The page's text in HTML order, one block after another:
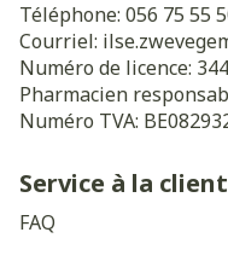
Téléphone: 056 75 55
Courriel:
Numéro de licence:
Pharmacien
Numéro TVA:
Service à la
FAQ